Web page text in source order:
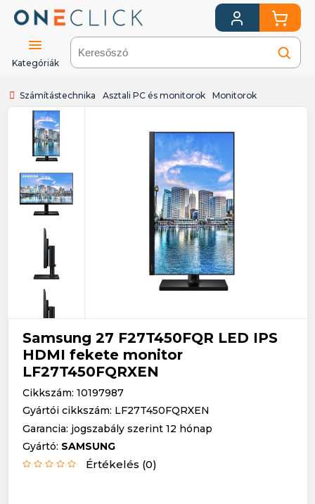
Kategóriák
Számítástechnika Asztali PC és monitorok Monitorok
Samsung 27 F27T450FQR LED IPS
HDMI fekete monitor
LF27T450FQRXEN
Cikkszám: 10197987
Gyártói cikkszám: LF27T450FQRXEN
Garancia: jogszabály szerint 12 hónap
Gyártó: SAMSUNG
Értékelés (0)